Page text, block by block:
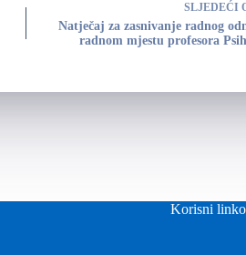
SLJEDEĆI
Natječaj za zasnivanje radnog
radnom mjestu profesora
Korisni